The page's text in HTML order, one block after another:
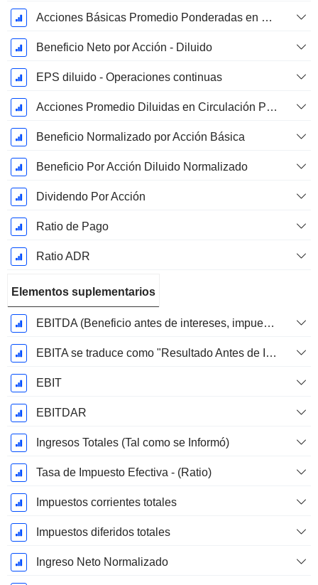
Acciones Básicas Promedio Ponderadas en Circulación
Beneficio Neto por Acción - Diluido
EPS diluido - Operaciones continuas
Acciones Promedio Diluidas en Circulación Ponderadas
Beneficio Normalizado por Acción Básica
Beneficio Por Acción Diluido Normalizado
Dividendo Por Acción
Ratio de Pago
Ratio ADR
Elementos suplementarios
EBITDA (Beneficio antes de intereses, impuestos, depreciación y amortización)
EBITA se traduce como "Resultado Antes de Intereses, Impuestos y Amortizaciones" en español.
EBIT
EBITDAR
Ingresos Totales (Tal como se Informó)
Tasa de Impuesto Efectiva - (Ratio)
Impuestos corrientes totales
Impuestos diferidos totales
Ingreso Neto Normalizado